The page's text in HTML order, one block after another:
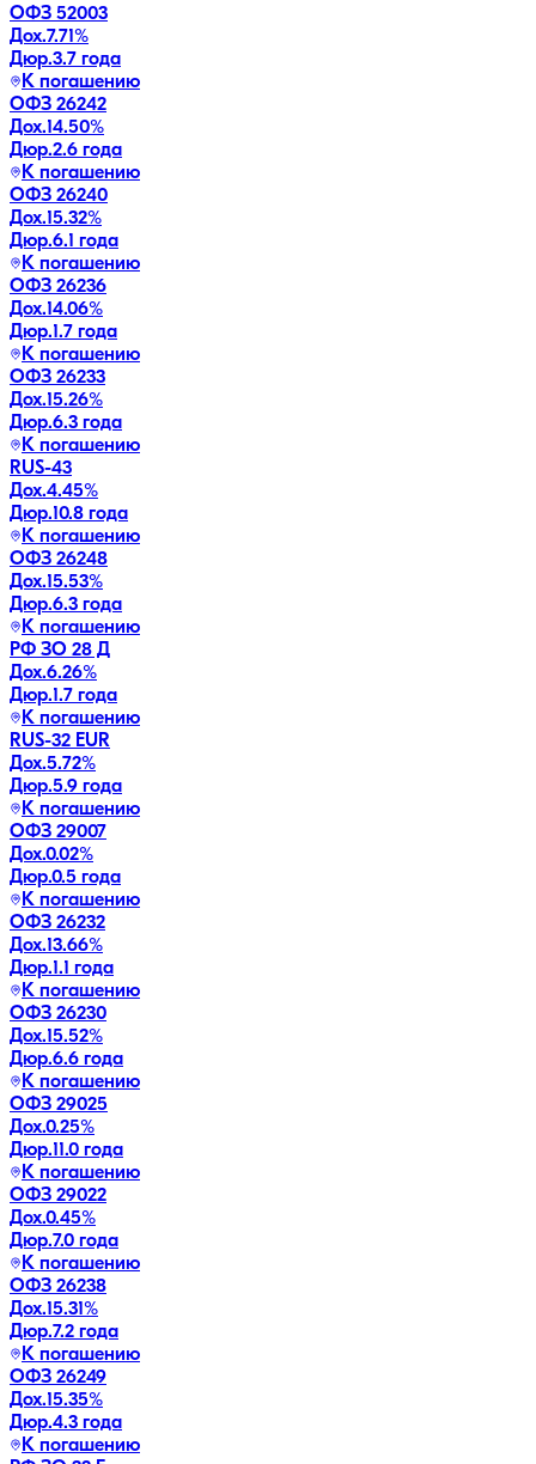
ОФЗ 52003
Дох.7.71%
Дюр.3.7 года
К погашению
ОФЗ 26242
Дох.14.50%
Дюр.2.6 года
К погашению
ОФЗ 26240
Дох.15.32%
Дюр.6.1 года
К погашению
ОФЗ 26236
Дох.14.06%
Дюр.1.7 года
К погашению
ОФЗ 26233
Дох.15.26%
Дюр.6.3 года
К погашению
RUS-43
Дох.4.45%
Дюр.10.8 года
К погашению
ОФЗ 26248
Дох.15.53%
Дюр.6.3 года
К погашению
РФ ЗО 28 Д
Дох.6.26%
Дюр.1.7 года
К погашению
RUS-32 EUR
Дох.5.72%
Дюр.5.9 года
К погашению
ОФЗ 29007
Дох.0.02%
Дюр.0.5 года
К погашению
ОФЗ 26232
Дох.13.66%
Дюр.1.1 года
К погашению
ОФЗ 26230
Дох.15.52%
Дюр.6.6 года
К погашению
ОФЗ 29025
Дох.0.25%
Дюр.11.0 года
К погашению
ОФЗ 29022
Дох.0.45%
Дюр.7.0 года
К погашению
ОФЗ 26238
Дох.15.31%
Дюр.7.2 года
К погашению
ОФЗ 26249
Дох.15.35%
Дюр.4.3 года
К погашению